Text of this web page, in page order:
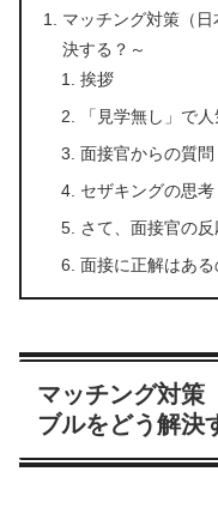
マッチング対策（
決する？～
挨拶
「見学無し」で
面接官からの質問
セザキングの思考
さて、面接官の反
面接に正解はある
マッチング対策
ブルをどう解決